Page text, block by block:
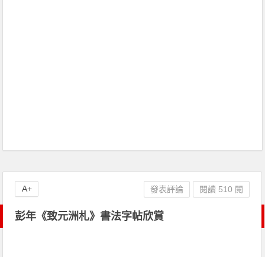
彭年《致元洲札》書法字帖欣賞
發表評論 閱讀 510 閱
A+